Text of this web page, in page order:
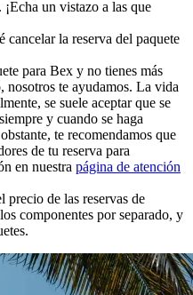
un vistazo a las que
la reserva del paquete
para Bex y no tienes más
nosotros te ayudamos. La vida
se suele aceptar que se
y cuando se haga
te recomendamos que
de tu reserva para
en nuestra página de atención
precio de las reservas de
componentes por separado, y